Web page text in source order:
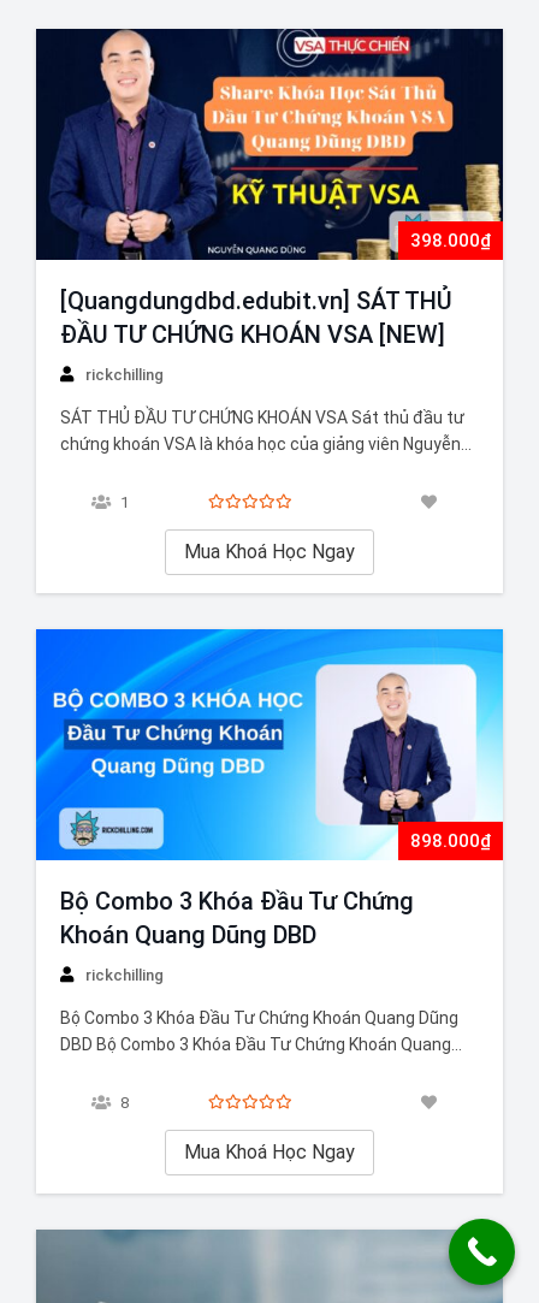
398.000₫
[Quangdungdbd.edubit.vn] SÁT THỦ
ĐẦU TƯ CHỨNG KHOÁN VSA [NEW]
rickchilling
SÁT THỦ ĐẦU TƯ CHỨNG KHOÁN VSA Sát thủ đầu tư
chứng khoán VSA là khóa học của giảng viên Nguyễn
lĩnh vực đầu tư chứng khoán. Khóa học này sẽ giúp bạn
1
Mua Khoá Học Ngay
898.000₫
Bộ Combo 3 Khóa Đầu Tư Chứng
Khoán Quang Dũng DBD
rickchilling
Bộ Combo 3 Khóa Đầu Tư Chứng Khoán Quang Dũng
DBD Bộ Combo 3 Khóa Đầu Tư Chứng Khoán Quang
tư chứng khoán cho người mới bước vào lĩnh vực này.
8
Mua Khoá Học Ngay